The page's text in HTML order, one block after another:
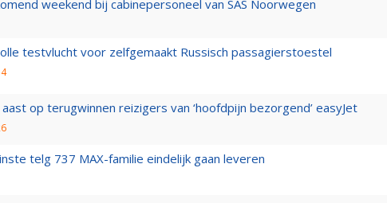
weekend bij cabinepersoneel van SAS Noorwegen
testvlucht voor zelfgemaakt Russisch passagierstoestel
op terugwinnen reizigers van ‘hoofdpijn bezorgend’ easyJet
telg 737 MAX-familie eindelijk gaan leveren